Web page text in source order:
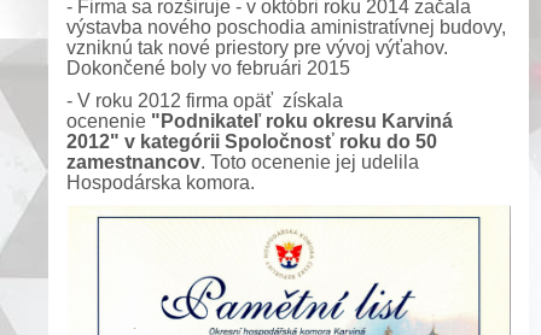
- Firma sa rozširuje - v októbri roku 2014 začala
výstavba nového poschodia aministratívnej budovy,
vzniknú tak nové priestory pre vývoj výťahov.
Dokončené boly vo februári 2015
- V roku 2012 firma opäť získala
ocenenie "Podnikateľ roku okresu Karviná
2012" v kategórii Spoločnosť roku do 50
zamestnancov. Toto ocenenie jej udelila
Hospodárska komora.